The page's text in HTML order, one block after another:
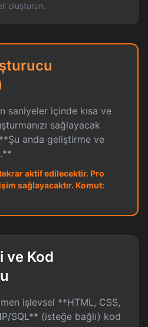
oluşturun.
saniyeler içinde kısa ve
sağlayacak
anda geliştirme ve
aktif edilecektir. Pro
sağlayacaktır. Komut:
ve Kod
işlevsel **HTML, CSS,
SQL** (isteğe bağlı) kod